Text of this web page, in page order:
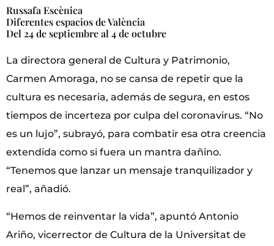
Russafa Escènica
Diferentes espacios de València
Del 24 de septiembre al 4 de octubre
La directora general de Cultura y Patrimonio,
Carmen Amoraga, no se cansa de repetir que la
cultura es necesaria, además de segura, en estos
tiempos de incerteza por culpa del coronavirus. “No
es un lujo”, subrayó, para combatir esa otra creencia
extendida como si fuera un mantra dañino.
“Tenemos que lanzar un mensaje tranquilizador y
real”, añadió.
“Hemos de reinventar la vida”, apuntó Antonio
Ariño, vicerrector de Cultura de la Universitat de